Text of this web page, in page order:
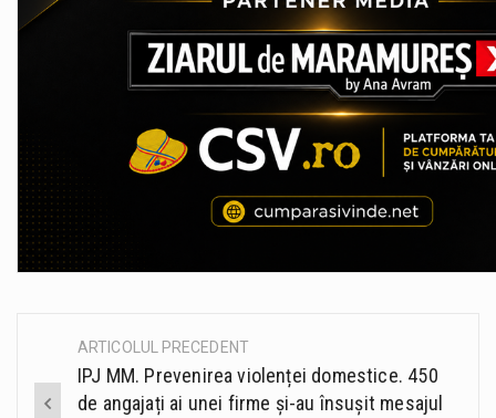
Post
navigation
ARTICOLUL PRECEDENT
IPJ MM. Prevenirea violenței domestice. 450
de angajați ai unei firme și-au însușit mesajul